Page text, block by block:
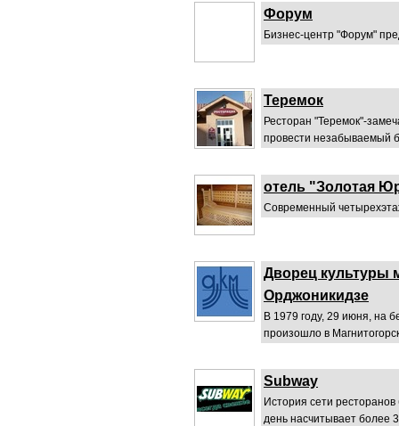
Форум
Бизнес-центр "Форум"
Теремок
Ресторан "Теремок"-
провести незабываемый
отель "Золотая
Современный
Дворец культуры
Орджоникидзе
В 1979 году, 29 июня, на
произошло в
Subway
История сети
день насчитывает более